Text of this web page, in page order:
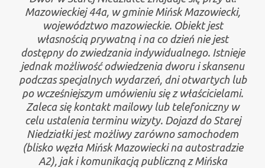
Mazowieckiej 44a, w gminie Mińsk Mazowiecki,
województwo mazowieckie. Obiekt jest
własnością prywatną i na co dzień nie jest
dostępny do zwiedzania indywidualnego. Istnieje
jednak możliwość odwiedzenia dworu i skansenu
podczas specjalnych wydarzeń, dni otwartych lub
po wcześniejszym umówieniu się z właścicielami.
Zaleca się kontakt mailowy lub telefoniczny w
celu ustalenia terminu wizyty. Dojazd do Starej
Niedziałki jest możliwy zarówno samochodem
(blisko węzła Mińsk Mazowiecki na autostradzie
A2), jak i komunikacją publiczną z Mińska